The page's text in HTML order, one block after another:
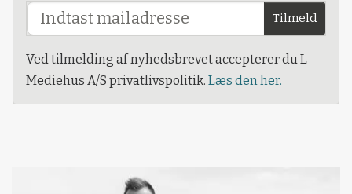
Tilmeld
Ved tilmelding af nyhedsbrevet accepterer du L-
Mediehus A/S privatlivspolitik. Læs den her.